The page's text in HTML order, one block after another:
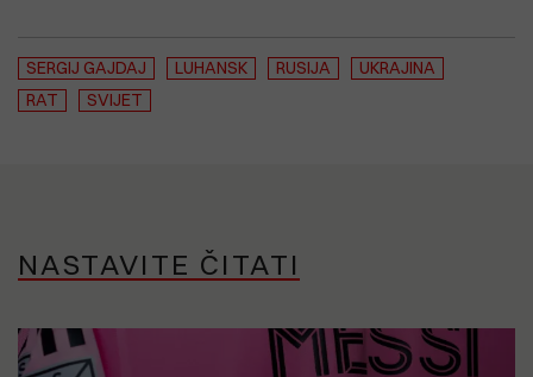
SERGIJ GAJDAJ LUHANSK RUSIJA
UKRAJINA
RAT
SVIJET
NASTAVITE ČITATI